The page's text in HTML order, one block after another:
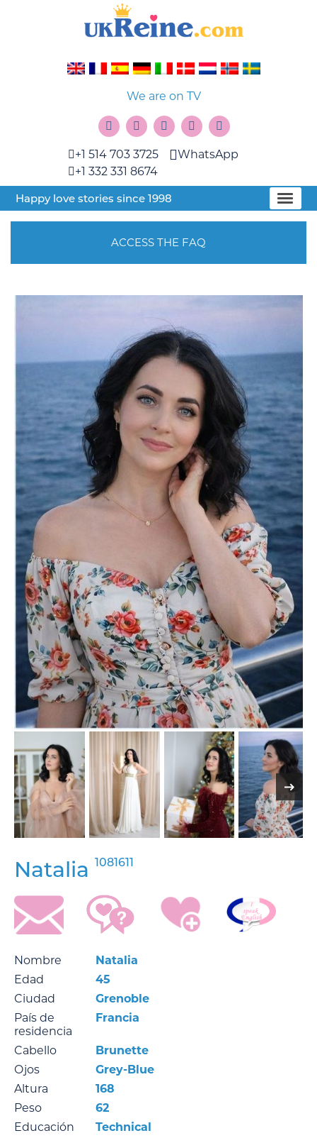
We are on TV
+1 514 703 3725
+1 332 331 8674
WhatsApp
Happy love stories since 1998
ACCESS THE FAQ
Natalia 1081611
Nombre
Natalia
Edad
45
Ciudad
Grenoble
País de
residencia
Francia
Cabello
Brunette
Ojos
Grey-Blue
Altura
168
Peso
62
Educación
Technical